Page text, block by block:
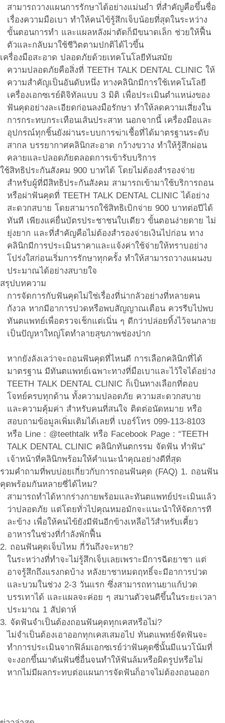
สามารถวางแผนการรักษาได้อย่างแม่นยำ ที่สำคัญคือขึ้นชื่อ
เรื่องความมือเบา ทำให้คนไข้รู้สึกเจ็บน้อยที่สุดในระหว่าง
ขั้นตอนการทำ และแผลหลังผ่าตัดก็มีขนาดเล็ก ช่วยให้ฟื้น
ตัวและกลับมาใช้ชีวิตตามปกติได้ไวขึ้น
เครื่องมือสะอาด ปลอดภัยด้วยเทคโนโลยีทันสมัย
ความปลอดภัยคือสิ่งที่ TEETH TALK DENTAL CLINIC ให้
ความสำคัญเป็นอันดับหนึ่ง ทางคลินิกมีการใช้เทคโนโลยี
เครื่องเอกซเรย์ดิจิทัลแบบ 3 มิติ เพื่อประเมินตำแหน่งของ
ฟันคุดอย่างละเอียดก่อนลงมือรักษา ทำให้ลดความเสี่ยงใน
การกระทบกระเทือนเส้นประสาท นอกจากนี้ เครื่องมือและ
อุปกรณ์ทุกชิ้นยังผ่านระบบการฆ่าเชื้อที่ได้มาตรฐานระดับ
สากล บรรยากาศคลินิกสะอาด กว้างขวาง ทำให้รู้สึกผ่อน
คลายและปลอดภัยตลอดการเข้ารับบริการ
ใช้สิทธิประกันสังคม 900 บาทได้ โดยไม่ต้องสำรองจ่าย
สำหรับผู้ที่มีสิทธิประกันสังคม สามารถเข้ามาใช้บริการถอน
หรือผ่าฟันคุดที่ TEETH TALK DENTAL CLINIC ได้อย่าง
สะดวกสบาย โดยสามารถใช้สิทธิเบิกจ่าย 900 บาทต่อปีได้
ทันที เพียงแค่ยื่นบัตรประชาชนใบเดียว ขั้นตอนง่ายดาย ไม่
ยุ่งยาก และที่สำคัญคือไม่ต้องสำรองจ่ายเงินไปก่อน ทาง
คลินิกมีการประเมินราคาและแจ้งค่าใช้จ่ายให้ทราบอย่าง
โปร่งใสก่อนเริ่มการรักษาทุกครั้ง ทำให้สามารถวางแผนงบ
ประมาณได้อย่างสบายใจ
สรุปบทความ
การจัดการกับฟันคุดไม่ใช่เรื่องที่น่ากลัวอย่างที่หลายคน
กังวล หากมีอาการปวดหรือพบสัญญาณเตือน ควรรีบไปพบ
ทันตแพทย์เพื่อตรวจเช็กแต่เนิ่น ๆ ดีกว่าปล่อยทิ้งไว้จนกลาย
เป็นปัญหาใหญ่โตทำลายสุขภาพช่องปาก
หากยังลังเลว่าจะถอนฟันคุดที่ไหนดี การเลือกคลินิกที่ได้
มาตรฐาน มีทันตแพทย์เฉพาะทางที่มือเบาและไว้ใจได้อย่าง
TEETH TALK DENTAL CLINIC ก็เป็นทางเลือกที่ตอบ
โจทย์ครบทุกด้าน ทั้งความปลอดภัย ความสะดวกสบาย
และความคุ้มค่า สำหรับคนที่สนใจ ติดต่อนัดหมาย หรือ
สอบถามข้อมูลเพิ่มเติมได้เลยที่ เบอร์โทร 099-113-8103
หรือ Line : @teethtalk หรือ Facebook Page : “TEETH
TALK DENTAL CLINIC คลินิกทันตกรรม จัดฟัน ทำฟัน”
เจ้าหน้าที่คลินิกพร้อมให้คำแนะนำคุณอย่างดีที่สุด
รวมคำถามที่พบบ่อยเกี่ยวกับการถอนฟันคุด (FAQ) 1. ถอนฟัน
คุดพร้อมกันหลายซี่ได้ไหม?
สามารถทำได้หากร่างกายพร้อมและทันตแพทย์ประเมินแล้ว
ว่าปลอดภัย แต่โดยทั่วไปคุณหมอมักจะแนะนำให้จัดการที
ละข้าง เพื่อให้คนไข้ยังมีฟันอีกข้างเหลือไว้สำหรับเคี้ยว
อาหารในช่วงที่กำลังพักฟื้น
2. ถอนฟันคุดเจ็บไหม กี่วันถึงจะหาย?
ในระหว่างที่ทำจะไม่รู้สึกเจ็บเลยเพราะมีการฉีดยาชา แต่
อาจรู้สึกถึงแรงกดบ้าง หลังยาชาหมดฤทธิ์จะมีอาการปวด
และบวมในช่วง 2-3 วันแรก ซึ่งสามารถทานยาแก้ปวด
บรรเทาได้ และแผลจะค่อย ๆ สมานตัวจนดีขึ้นในระยะเวลา
ประมาณ 1 สัปดาห์
3. จัดฟันจำเป็นต้องถอนฟันคุดทุกเคสหรือไม่?
ไม่จำเป็นต้องเอาออกทุกเคสเสมอไป ทันตแพทย์จัดฟันจะ
ทำการประเมินจากฟิล์มเอกซเรย์ว่าฟันคุดซี่นั้นมีแนวโน้มที่
จะงอกขึ้นมาดันฟันซี่อื่นจนทำให้ฟันล้มหรือผิดรูปหรือไม่
หากไม่มีผลกระทบต่อแผนการจัดฟันก็อาจไม่ต้องถอนออก